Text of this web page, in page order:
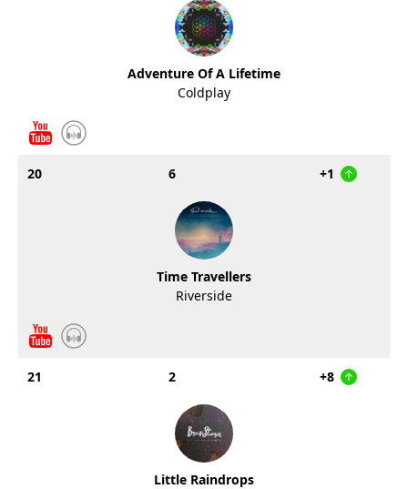
Adventure Of A Lifetime
Coldplay
20 6 +1
Time Travellers
Riverside
21 2 +8
Little Raindrops